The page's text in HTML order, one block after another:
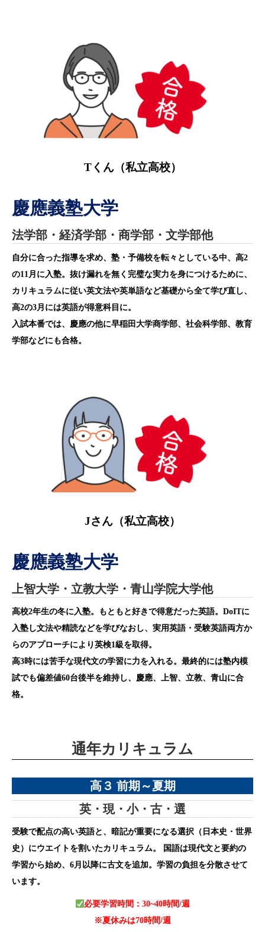
Tくん（私立高校）
慶應義塾大学
法学部・経済学部・商学部・文学部他
自分に合った指導を求め、塾・予備校を転々としている中、高2
の11月に入塾。抜け漏れを無く完璧な実力を身につけるために、
カリキュラムに従い英文法や英単語など基礎から全て学び直し、
高2の3月には英語が得意科目に。
入試本番では、慶應の他に早稲田大学商学部、社会科学部、教育
学部などにも合格。
Jさん（私立高校）
慶應義塾大学
上智大学・立教大学・青山学院大学他
高校2年生の冬に入塾。もともと好きで得意だった英語。DoITに
入塾し文法や精読などを学びなおし、実用英語・受験英語両方か
らのアプローチにより英検1級を取得。
高3時には苦手な現代文の学習に力を入れる。最終的には塾内模
試でも偏差値60台後半を維持し、慶應、上智、立教、青山に合
格。
通年カリキュラム
高３ 前期～夏期
英・現・小・古・選
受験で配点の高い英語と、暗記が重要になる選択（日本史・世界
史）にウエイトを割いたカリキュラム。 国語は現代文と要約の
学習から始め、6月以降に古文を追加。学習の負担を分散させて
います。
必要学習時間：30~40時間/週
※夏休みは70時間/週